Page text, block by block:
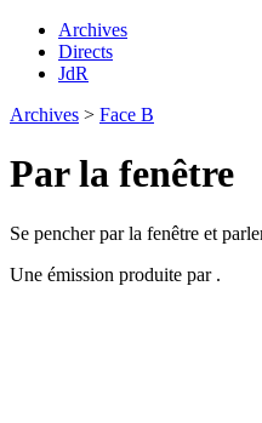
Archives
Directs
JdR
Archives > Face B
Par la fenêtre
Se pencher par la fenêtre et
Une émission produite par .